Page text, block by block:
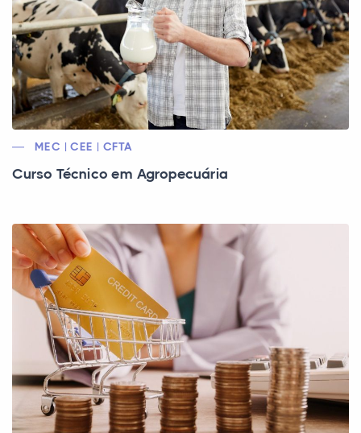
MEC | CEE | CFTA
Curso Técnico em Agropecuária